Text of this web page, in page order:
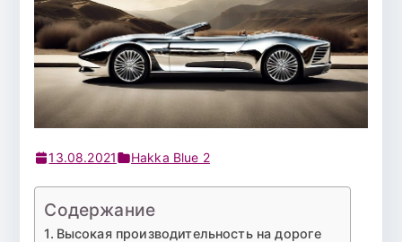
13.08.2021 Hakka Blue 2
Содержание
Высокая производительность на дороге